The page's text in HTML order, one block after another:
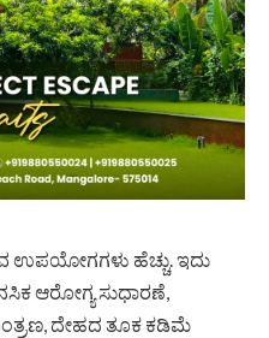
ಹೆಚ್ಚು. ಇದು
ಆರೋಗ್ಯ ಸುಧಾರಣೆ,
ದೇಹದ ತೂಕ ಕಡಿಮೆ